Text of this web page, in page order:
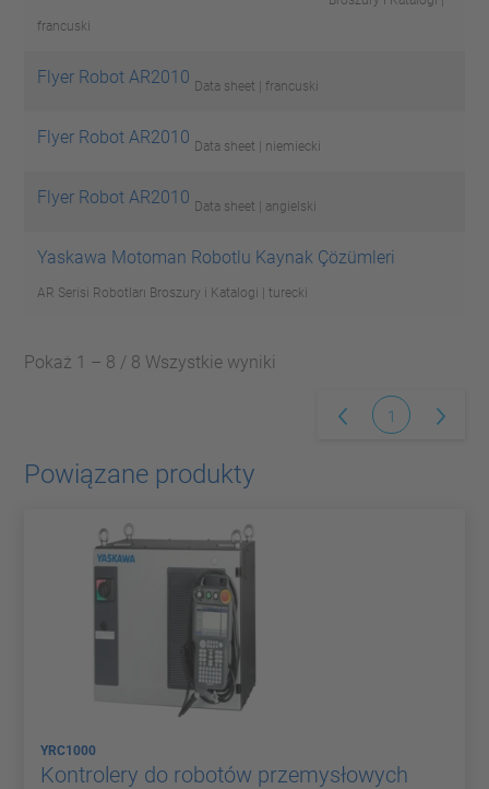
francuski
Flyer Robot AR2010 Data sheet | francuski
Flyer Robot AR2010 Data sheet | niemiecki
Flyer Robot AR2010 Data sheet | angielski
Yaskawa Motoman Robotlu Kaynak Çözümleri
AR Serisi Robotları Broszury i Katalogi | turecki
Pokaż 1 – 8 / 8 Wszystkie wyniki
1
Powiązane produkty
YRC1000
Kontrolery do robotów przemysłowych